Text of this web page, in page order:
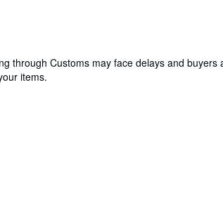
through Customs may face delays and
items.